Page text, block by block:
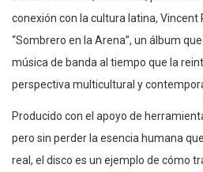
conexión con la cultura latina, Vincent
“Sombrero en la Arena”, un álbum
música de banda al tiempo que la
perspectiva multicultural y
Producido con el apoyo de
pero sin perder la esencia humana
real, el disco es un ejemplo de cómo